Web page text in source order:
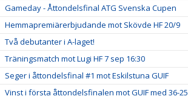
Gameday - Åttondelsfinal ATG Svenska Cupen
Hemmapremiärerbjudande mot Skövde HF 20/9
Två debutanter i A-laget!
Träningsmatch mot Lugi HF 7 sep 16:30
Seger i åttondelsfinal #1 mot Eskilstuna GUIF
Vinst i första åttondelsfinalen mot GUIF med 36-25